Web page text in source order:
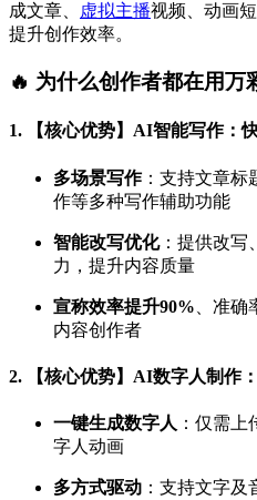
成文章、 虚拟主播视频、动画
提升创作效率。
🔥 为什么创作者都在用万
1. 【核心优势】AI智能写作：
多场景写作：支持文章标
作等多种写作辅助功能
智能改写优化：提供改写
力，提升内容质量
宣称效率提升90% 、准
内容创作者
2. 【核心优势】AI数字人制作
一键生成数字人 ：仅需
字人动画
多方式驱动 ：支持文字